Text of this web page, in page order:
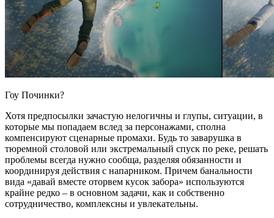
Гоу Починки?
Хотя предпосылки зачастую нелогичны и глупы, ситуации, в
которые мы попадаем вслед за персонажами, сполна
компенсируют сценарные промахи. Будь то заварушка в
тюремной столовой или экстремальный спуск по реке, решать
проблемы всегда нужно сообща, разделяя обязанности и
координируя действия с напарником. Причем банальности
вида «давай вместе оторвем кусок забора» используются
крайне редко – в основном задачи, как и собственно
сотрудничество, комплексны и увлекательны.